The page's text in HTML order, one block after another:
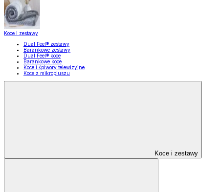
Koce i zestawy
Dual Feel® zestawy
Barankowe zestawy
Dual Feel® koce
Barankowe koce
Koce i śpiwory telewizyjne
Koce z mikropluszu
Koce i zestawy